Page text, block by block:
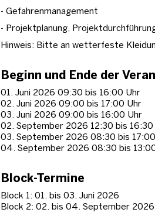
- Gefahrenmanagement
- Projektplanung,
Hinweis: Bitte an wetterfeste
Beginn und Ende der
01. Juni 2026 09:30 bis 16:00 Uhr
02. Juni 2026 09:00 bis 17:00 Uhr
03. Juni 2026 09:00 bis 16:00 Uhr
02. September 2026 12:30 bis 16:30
03. September 2026 08:30 bis
04. September 2026 08:30 bis
Block-Termine
Block 1: 01. bis 03. Juni 2026
Block 2: 02. bis 04. September 2026